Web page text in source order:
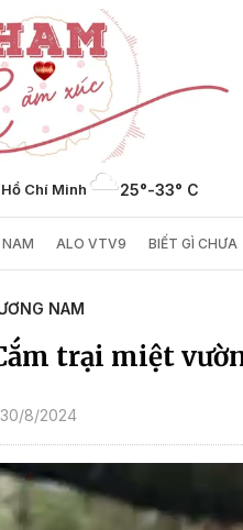
Hồ Chí Minh 25°-33° C
NAM ALO VTV9 BIẾT GÌ CHƯA
NAM
trại miệt
8/2024